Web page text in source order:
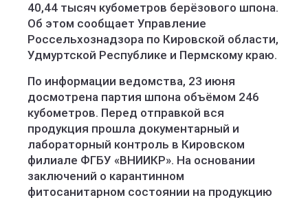
40,44 тысяч кубометров берёзового шпона.
Об этом сообщает Управление
Россельхознадзора по Кировской области,
Удмуртской Республике и Пермскому краю.
По информации ведомства, 23 июня
досмотрена партия шпона объёмом 246
кубометров. Перед отправкой вся
продукция прошла документарный и
лабораторный контроль в Кировском
филиале ФГБУ «ВНИИКР». На основании
заключений о карантинном
фитосанитарном состоянии на продукцию